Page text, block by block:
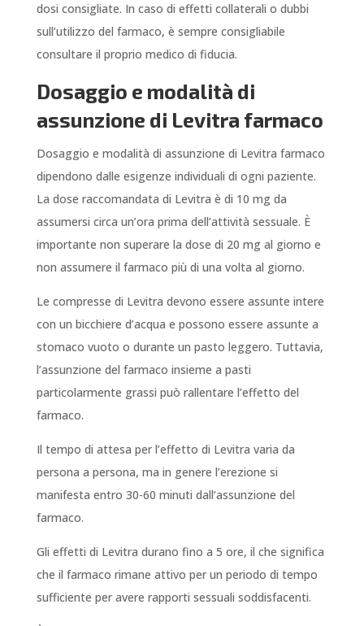
dosi consigliate. In caso di effetti collaterali o dubbi
sull’utilizzo del farmaco, è sempre consigliabile
consultare il proprio medico di fiducia.
Dosaggio e modalità di
assunzione di Levitra farmaco
Dosaggio e modalità di assunzione di Levitra farmaco
dipendono dalle esigenze individuali di ogni paziente.
La dose raccomandata di Levitra è di 10 mg da
assumersi circa un’ora prima dell’attività sessuale. È
importante non superare la dose di 20 mg al giorno e
non assumere il farmaco più di una volta al giorno.
Le compresse di Levitra devono essere assunte intere
con un bicchiere d’acqua e possono essere assunte a
stomaco vuoto o durante un pasto leggero. Tuttavia,
l’assunzione del farmaco insieme a pasti
particolarmente grassi può rallentare l’effetto del
farmaco.
Il tempo di attesa per l’effetto di Levitra varia da
persona a persona, ma in genere l’erezione si
manifesta entro 30-60 minuti dall’assunzione del
farmaco.
Gli effetti di Levitra durano fino a 5 ore, il che significa
che il farmaco rimane attivo per un periodo di tempo
sufficiente per avere rapporti sessuali soddisfacenti.